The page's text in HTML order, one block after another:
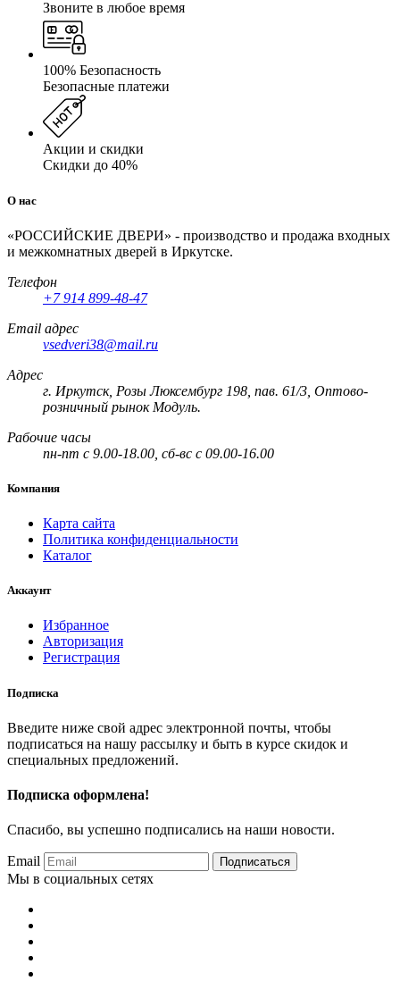
Звоните в любое время
100% Безопасность
Безопасные платежи
Акции и скидки
Скидки до 40%
О нас
«РОССИЙСКИЕ ДВЕРИ» - производство и продажа входных
и межкомнатных дверей в Иркутске.
Телефон
+7 914 899-48-47
Email адрес
vsedveri38@mail.ru
Адрес
г. Иркутск, Розы Люксембург 198, пав. 61/3, Оптово-
розничный рынок Модуль.
Рабочие часы
пн-пт с 9.00-18.00, сб-вс с 09.00-16.00
Компания
Карта сайта
Политика конфиденциальности
Каталог
Аккаунт
Избранное
Авторизация
Регистрация
Подписка
Введите ниже свой адрес электронной почты, чтобы
подписаться на нашу рассылку и быть в курсе скидок и
специальных предложений.
Подписка оформлена!
Спасибо, вы успешно подписались на наши новости.
Email Подписаться
Мы в социальных сетях